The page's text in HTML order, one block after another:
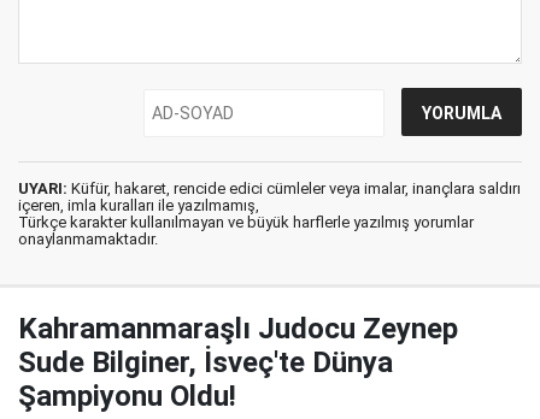
UYARI: Küfür, hakaret, rencide edici cümleler veya imalar, inançlara saldırı
içeren, imla kuralları ile yazılmamış,
Türkçe karakter kullanılmayan ve büyük harflerle yazılmış yorumlar
onaylanmamaktadır.
Kahramanmaraşlı Judocu Zeynep
Sude Bilginer, İsveç'te Dünya
Şampiyonu Oldu!